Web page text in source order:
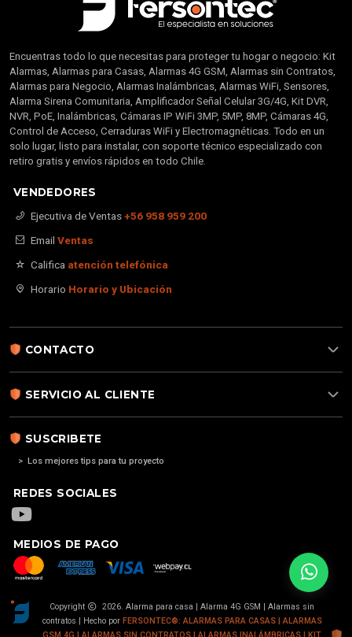
Encuentras todo lo que necesitas para proteger tu hogar o negocio: Kit
Alarmas, Alarmas para Casas, Alarmas 4G GSM, Alarmas sin Contratos,
Alarmas para Negocio, Alarmas Inalámbricas, Alarmas WiFi, Sensores,
Alarma Sirena Comunitaria, Amplificador Señal Celular 3G/4G, Kit DVR,
NVR, PoE, Inalámbricas, Cámaras IP WiFi 3MP, 5MP, 8MP, Cámaras 4G,
Control de Acceso, Cerraduras WiFi y Electromagnéticas. Todo en un
solo lugar, listo para instalar, con soporte técnico especializado con
retiro gratis y envíos rápidos en todo Chile.
VENDEDORES
Ejecutiva de Ventas+56 958 959 200
Email Ventas
Califica atención telefónica
Horario Horario y Ubicación
CONTACTO
SERVICIO AL CLIENTE
SUSCRIBETE
> Los mejores tips para tu proyecto
REDES SOCIALES
Copyright
2026. Alarma para casa | Alarma 4G GSM | Alarmas sin
contratos | Hecho por FERSONTEC®: ALARMAS PARA CASAS | ALARMAS
MEDIOS DE PAGO